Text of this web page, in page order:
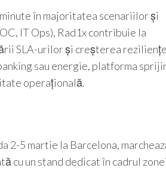
în majoritatea scenariilor și
IT Ops), Rad1x contribuie la
SLA-urilor și creșterea
sau energie, platforma
operațională.
5 martie la Barcelona,
cu un stand dedicat în cadrul zonei